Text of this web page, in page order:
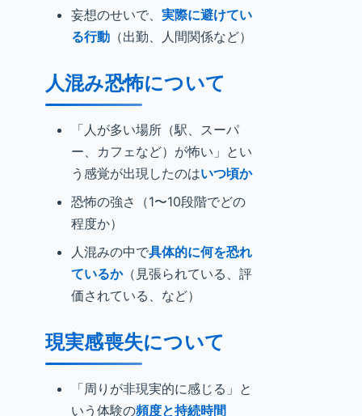
妄想のせいで、 実際に避けてい
る行動 （出勤、人間関係など）
人混み恐怖について
「人が多い場所（駅、スーパ
ー、カフェなど）が怖い」とい
う感覚が出現したのはいつ頃か
恐怖の強さ（1〜10段階でどの
程度か）
人混みの中で具体的に何を恐れ
ているか（見張られている、評
価されている、など）
現実感喪失について
「周りが非現実的に感じる」と
いう体験の頻度と持続時間